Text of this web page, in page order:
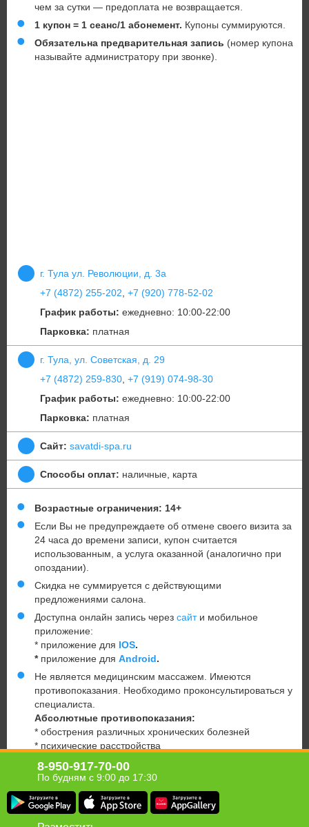
чем за сутки — предоплата не возвращается.
1 купон = 1 сеанс/1 абонемент. Купоны суммируются.
Обязательна предварительная запись (номер купона
называйте администратору при звонке).
г. Тула ул. Революции, д. 3а
+7 (4872) 255-202, +7 (920) 778-52-02
График работы: ежедневно: 10:00-22:00
Парковка: платная
г. Тула, ул. Советская, д. 29
+7 (4872) 259-830, +7 (919) 074-98-30
График работы: ежедневно: 10:00-22:00
Парковка: платная
Сайт: savatdi-spa.ru
Способы оплат: наличные, карта
Возрастные ограничения: 14+
Если Вы не предупреждаете об отмене своего визита за
24 часа до времени записи, купон считается
использованным, а услуга оказанной (аналогично при
опоздании).
Скидка не суммируется с действующими
предложениями салона.
Доступна онлайн запись через сайти мобильное
приложение:
* приложение для IOS.
* приложение для Android.
Не является медицинским массажем. Имеются
противопоказания. Необходимо проконсультироваться у
специалиста.
Абсолютные противопоказания:
* обострения различных хронических болезней
* психические расстройства
* беременность
* хронические болезни в запущенных стадиях
Юридическая информация о партнёре
8-950-917-70-00
По будням с 9:00 до 17:30